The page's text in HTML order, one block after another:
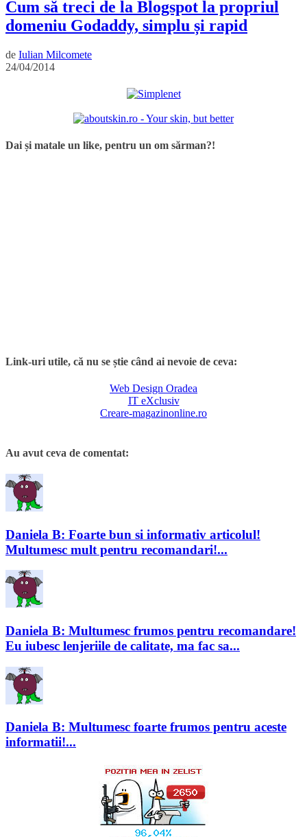
Cum să treci de la Blogspot la propriul
domeniu Godaddy, simplu și rapid
de Iulian Milcomete
24/04/2014
Dai și matale un like, pentru un om sărman?!
Link-uri utile, că nu se știe când ai nevoie de ceva:
Web Design Oradea
IT eXclusiv
Creare-magazinonline.ro
Au avut ceva de comentat:
Daniela B: Foarte bun si informativ articolul!
Multumesc mult pentru recomandari!...
Daniela B: Multumesc frumos pentru recomandare!
Eu iubesc lenjeriile de calitate, ma fac sa...
Daniela B: Multumesc foarte frumos pentru aceste
informatii!...